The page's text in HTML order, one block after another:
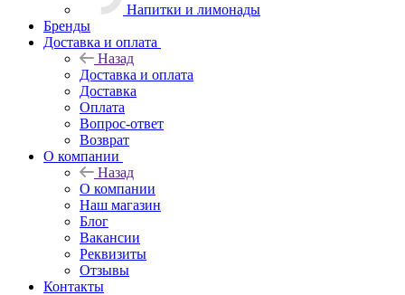
Напитки и лимонады
Бренды
Доставка и оплата
Назад
Доставка и оплата
Доставка
Оплата
Вопрос-ответ
Возврат
О компании
Назад
О компании
Наш магазин
Блог
Вакансии
Реквизиты
Отзывы
Контакты